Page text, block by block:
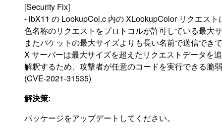
[Security Fix]
- ibX11 の LookupCol.c 内の XLookupColor リクエス
色名称のリクエストをプロトコルが許可している最大
またパケットの最大サイズよりも長い名前で送信でき
X サーバーは最大サイズを超えたリクエストデータを
解釈するため、攻撃者が任意のコードを実行できる脆
(CVE-2021-31535)
解決策:
パッケージをアップデートしてください。